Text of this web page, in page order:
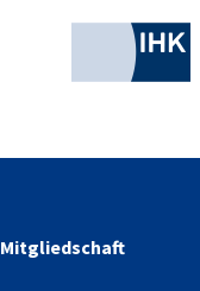
Mitgliedschaft